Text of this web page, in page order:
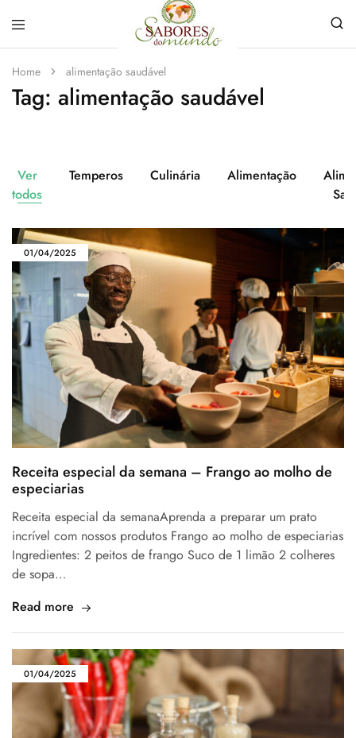
do
Mundo
loja
de
Temperos
e
Home alimentação saudável
Tag: alimentação saudável
Ver
todos
Temperos Culinária Alimentação
01/04/2025
Receita especial da semana – Frango ao molho de
especiarias
Receita especial da semanaAprenda a preparar um prato
incrível com nossos produtos Frango ao molho de especiarias
Ingredientes: 2 peitos de frango Suco de 1 limão 2 colheres
de sopa…
Read more
01/04/2025